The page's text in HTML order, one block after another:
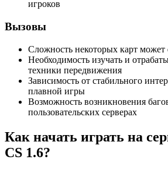
игроков
Вызовы
Сложность некоторых карт может
Необходимость изучать и
техники передвижения
Зависимость от стабильного
плавной игры
Возможность возникновения
пользовательских серверах
Как начать играть на
CS 1.6?